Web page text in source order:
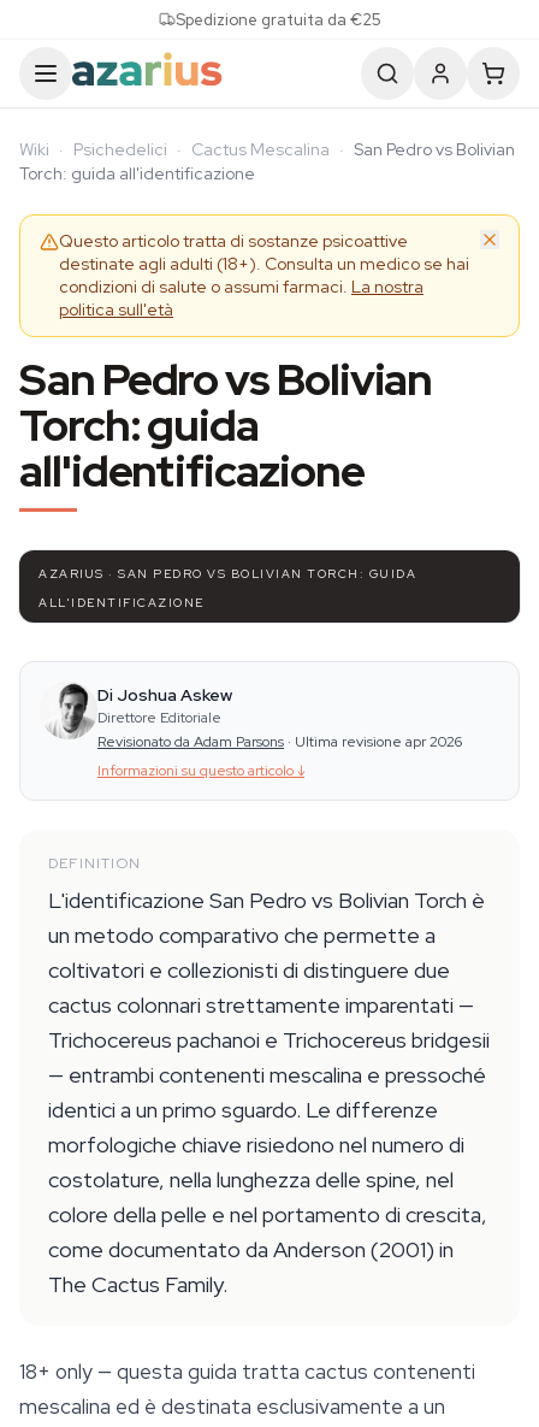
Spedizione gratuita da €25
Wiki · Psichedelici · Cactus Mescalina · San Pedro vs Bolivian
Torch: guida all'identificazione
Questo articolo tratta di sostanze psicoattive
destinate agli adulti (18+). Consulta un medico se hai
condizioni di salute o assumi farmaci. La nostra
politica sull'età
San Pedro vs Bolivian
Torch: guida
all'identificazione
AZARIUS · SAN PEDRO VS BOLIVIAN TORCH: GUIDA
ALL'IDENTIFICAZIONE
Di Joshua Askew
Direttore Editoriale
Revisionato da Adam Parsons · Ultima revisione apr 2026
Informazioni su questo articolo↓
DEFINITION
L'identificazione San Pedro vs Bolivian Torch è
un metodo comparativo che permette a
coltivatori e collezionisti di distinguere due
cactus colonnari strettamente imparentati —
Trichocereus pachanoi e Trichocereus bridgesii
— entrambi contenenti mescalina e pressoché
identici a un primo sguardo. Le differenze
morfologiche chiave risiedono nel numero di
costolature, nella lunghezza delle spine, nel
colore della pelle e nel portamento di crescita,
come documentato da Anderson (2001) in
The Cactus Family.
18+ only — questa guida tratta cactus contenenti
mescalina ed è destinata esclusivamente a un